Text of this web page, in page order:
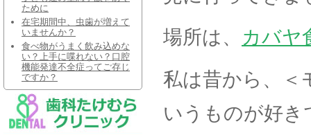
場所は、 カバヤ
私は昔から、＜
いうものが好き
ために
在宅期間中、虫歯が増えて
いませんか？
食べ物がうまく飲み込めな
い？上手に喋れない？口腔
機能発達不全症ってご存じ
ですか？